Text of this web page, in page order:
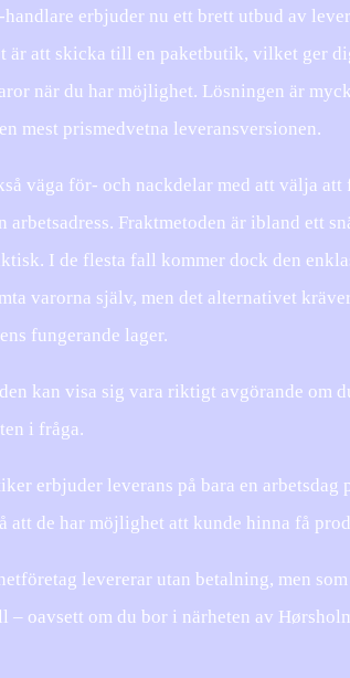
handlare erbjuder nu ett brett utbud av
att skicka till en paketbutik, vilket ger
när du har möjlighet. Lösningen är
mest prismedvetna leveransversionen.
väga för- och nackdelar med att välja
Fraktmetoden är ibland ett
I de flesta fall kommer dock den
varorna själv, men det alternativet
fungerande lager.
kan visa sig vara riktigt avgörande om
i fråga.
erbjuder leverans på bara en
att de har möjlighet att kunde hinna få
levererar utan betalning, men
– oavsett om du bor i närheten av